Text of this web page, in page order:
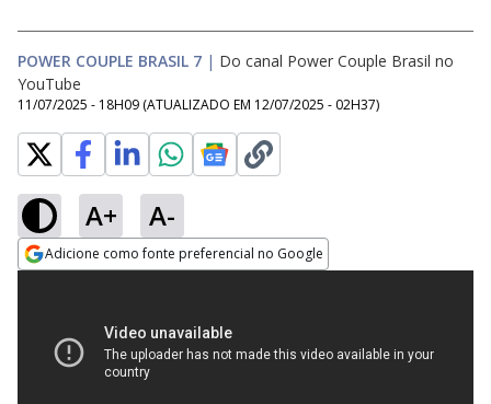
POWER COUPLE BRASIL 7 | Do canal Power Couple Brasil no
YouTube
11/07/2025 - 18H09 (ATUALIZADO EM 12/07/2025 - 02H37)
A+ A-
Adicione como fonte preferencial no Google